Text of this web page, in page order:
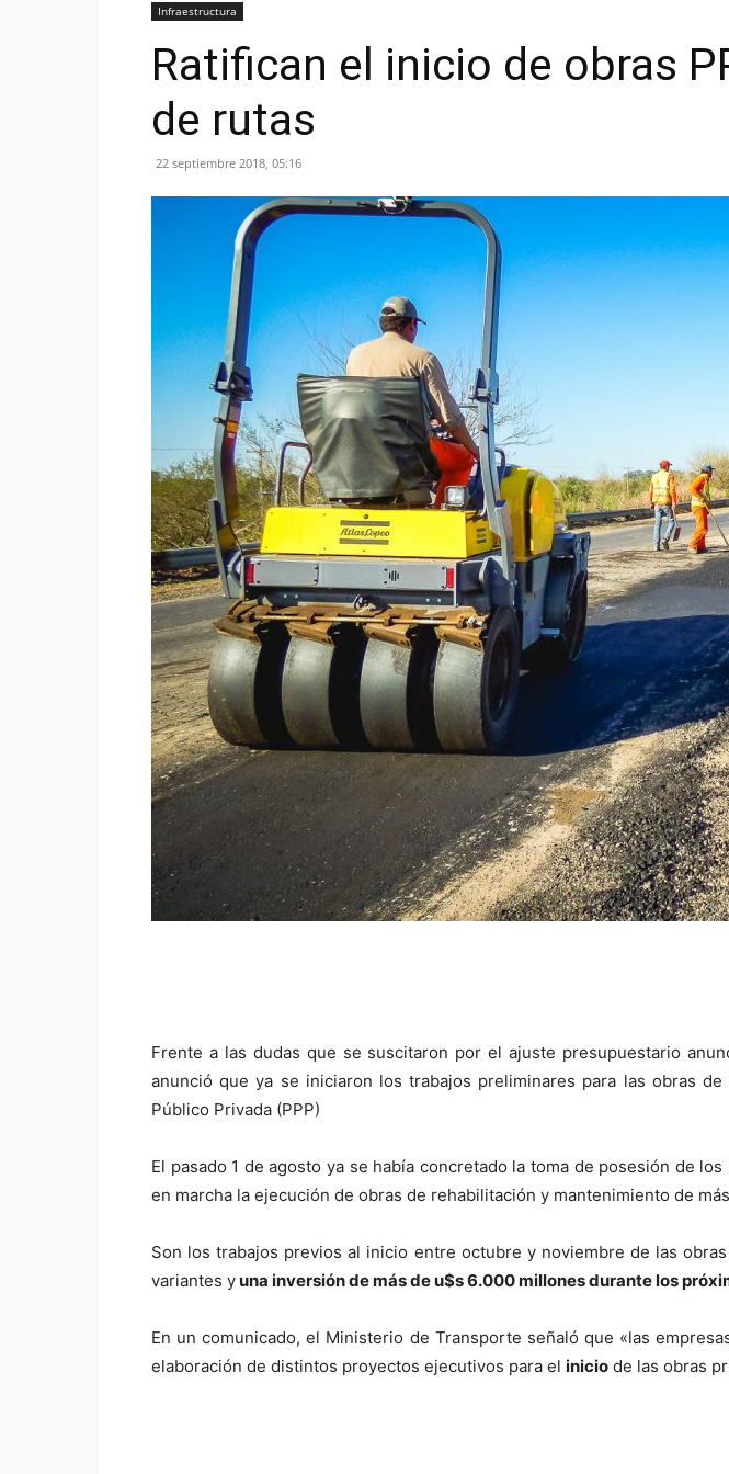
Infraestructura
Ratifican el inicio de obras
de rutas
22 septiembre 2018, 05:16
Frente a las dudas que se suscitaron por el ajuste presupuestario
anunció que ya se iniciaron los trabajos preliminares para las obras
Público Privada (PPP)
El pasado 1 de agosto ya se había concretado la toma de posesión de
en marcha la ejecución de obras de rehabilitación y mantenimiento de
Son los trabajos previos al inicio entre octubre y noviembre de las
variantes yuna inversión de más de u$s 6.000 millones durante los
En un comunicado, el Ministerio de Transporte señaló que «las
elaboración de distintos proyectos ejecutivos para el inicio de las obras